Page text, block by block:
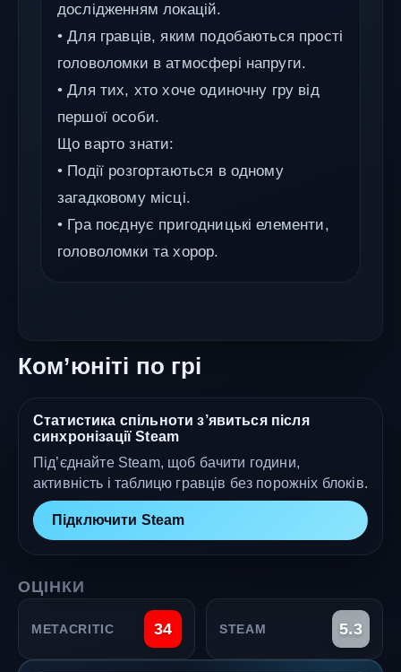
дослідженням локацій.
• Для гравців, яким подобаються прості
головоломки в атмосфері напруги.
• Для тих, хто хоче одиночну гру від
першої особи.
Що варто знати:
• Події розгортаються в одному
загадковому місці.
• Гра поєднує пригодницькі елементи,
головоломки та хорор.
Ком’юніті по грі
Статистика спільноти з’явиться після
синхронізації Steam
Під’єднайте Steam, щоб бачити години,
активність і таблицю гравців без порожніх блоків.
Підключити Steam
ОЦІНКИ
METACRITIC 34 STEAM 5.3